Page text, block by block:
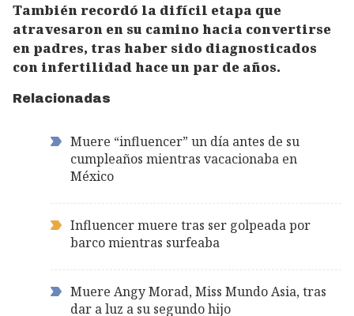
También recordó la difícil etapa que
atravesaron en su camino hacia convertirse
en padres, tras haber sido diagnosticados
con infertilidad hace un par de años.
Relacionadas
Muere “influencer” un día antes de su
cumpleaños mientras vacacionaba en
México
Influencer muere tras ser golpeada por
barco mientras surfeaba
Muere Angy Morad, Miss Mundo Asia, tras
dar a luz a su segundo hijo